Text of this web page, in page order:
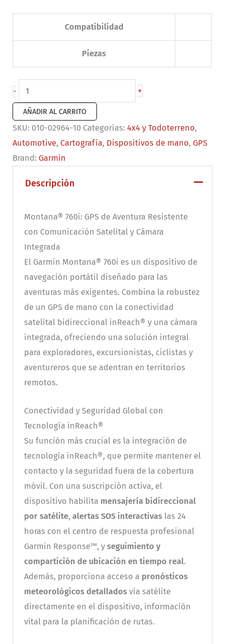
Compatibilidad
Piezas
-
Garmin
Montana
760i
cantidad
+
AÑADIR AL CARRITO
SKU: 010-02964-10 Categorías:4x4 y Todoterreno,
Automotive, Cartografía, Dispositivos de mano, GPS
Brand: Garmin
Descripción
Montana® 760i: GPS de Aventura Resistente
con Comunicación Satelital y Cámara
Integrada
El Garmin Montana® 760i es un dispositivo de
navegación portátil diseñado para las
aventuras más exigentes. Combina la robustez
de un GPS de mano con la conectividad
satelital bidireccional inReach® y una cámara
integrada, ofreciendo una solución integral
para exploradores, excursionistas, ciclistas y
aventureros que se adentran en territorios
remotos.
Conectividad y Seguridad Global con
Tecnología inReach®
Su función más crucial es la integración de
tecnología inReach®, que permite mantener el
contacto y la seguridad fuera de la cobertura
móvil. Con una suscripción activa, el
dispositivo habilita mensajería bidireccional
por satélite, alertas SOS interactivaslas 24
horas con el centro de respuesta profesional
Garmin Response℠, y seguimiento y
compartición de ubicación en tiempo real.
Además, proporciona acceso a pronósticos
meteorológicos detalladosvía satélite
directamente en el dispositivo, información
vital para la planificación de rutas.